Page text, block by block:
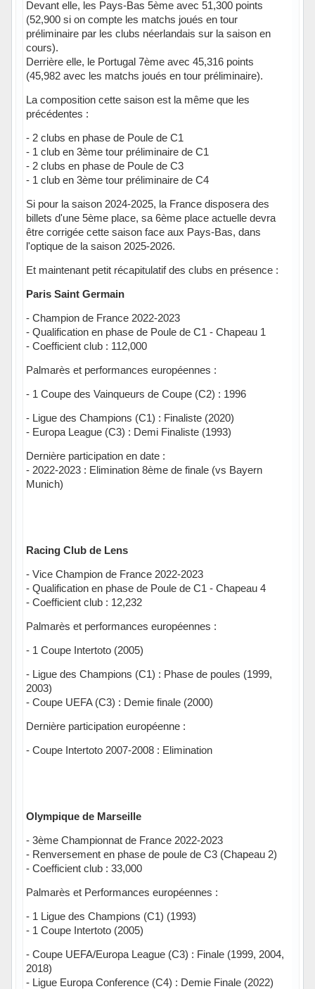
Devant elle, les Pays-Bas 5ème avec 51,300 points
(52,900 si on compte les matchs joués en tour
préliminaire par les clubs néerlandais sur la saison en
cours).
Derrière elle, le Portugal 7ème avec 45,316 points
(45,982 avec les matchs joués en tour préliminaire).
La composition cette saison est la même que les
précédentes :
- 2 clubs en phase de Poule de C1
- 1 club en 3ème tour préliminaire de C1
- 2 clubs en phase de Poule de C3
- 1 club en 3ème tour préliminaire de C4
Si pour la saison 2024-2025, la France disposera des
billets d'une 5ème place, sa 6ème place actuelle devra
être corrigée cette saison face aux Pays-Bas, dans
l'optique de la saison 2025-2026.
Et maintenant petit récapitulatif des clubs en présence :
Paris Saint Germain
- Champion de France 2022-2023
- Qualification en phase de Poule de C1 - Chapeau 1
- Coefficient club : 112,000
Palmarès et performances européennes :
- 1 Coupe des Vainqueurs de Coupe (C2) : 1996
- Ligue des Champions (C1) : Finaliste (2020)
- Europa League (C3) : Demi Finaliste (1993)
Dernière participation en date :
- 2022-2023 : Elimination 8ème de finale (vs Bayern
Munich)
Racing Club de Lens
- Vice Champion de France 2022-2023
- Qualification en phase de Poule de C1 - Chapeau 4
- Coefficient club : 12,232
Palmarès et performances européennes :
- 1 Coupe Intertoto (2005)
- Ligue des Champions (C1) : Phase de poules (1999,
2003)
- Coupe UEFA (C3) : Demie finale (2000)
Dernière participation européenne :
- Coupe Intertoto 2007-2008 : Elimination
Olympique de Marseille
- 3ème Championnat de France 2022-2023
- Renversement en phase de poule de C3 (Chapeau 2)
- Coefficient club : 33,000
Palmarès et Performances européennes :
- 1 Ligue des Champions (C1) (1993)
- 1 Coupe Intertoto (2005)
- Coupe UEFA/Europa League (C3) : Finale (1999, 2004,
2018)
- Ligue Europa Conference (C4) : Demie Finale (2022)